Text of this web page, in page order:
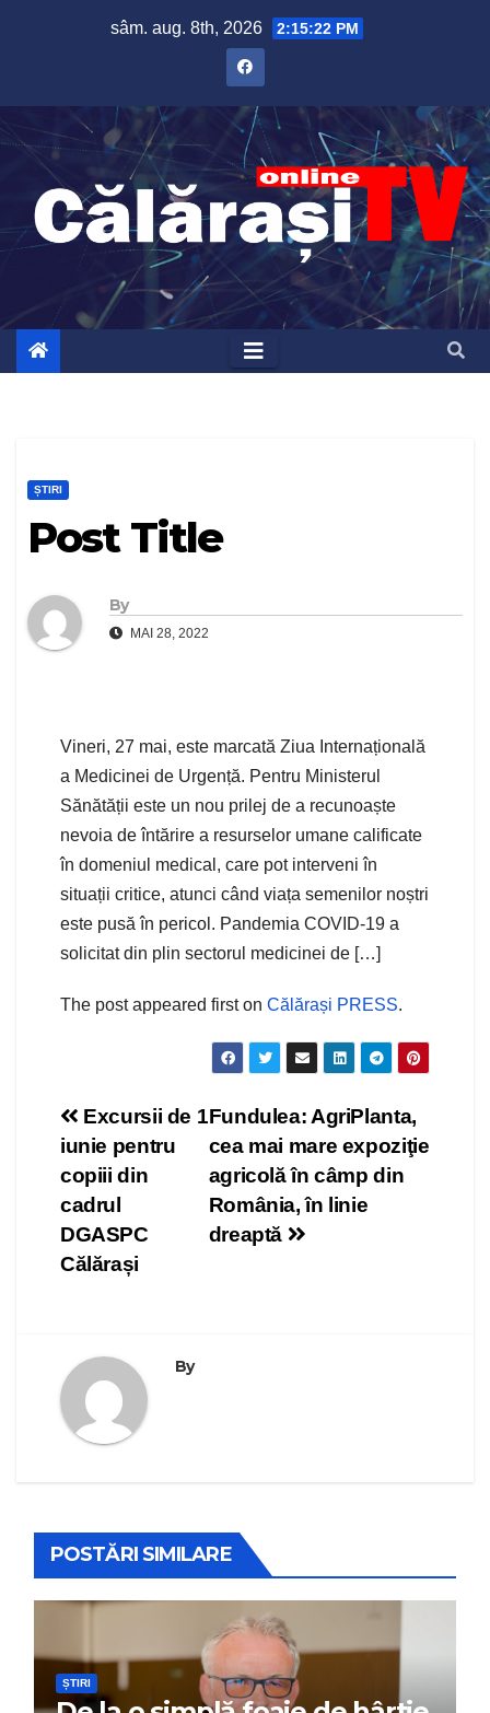
sâm. aug. 8th, 2026 2:15:23 PM
ȘTIRI
Post Title
By
MAI 28, 2022
Vineri, 27 mai, este marcată Ziua Internațională
a Medicinei de Urgență. Pentru Ministerul
Sănătății este un nou prilej de a recunoaște
nevoia de întărire a resurselor umane calificate
în domeniul medical, care pot interveni în
situații critice, atunci când viața semenilor noștri
este pusă în pericol. Pandemia COVID-19 a
solicitat din plin sectorul medicinei de […]
The postappeared first on Călărași PRESS.
Navigare
în
articole
Fundulea: AgriPlanta,
cea mai mare expoziţie
agricolă în câmp din
România, în linie
dreaptă
Excursii de 1
iunie pentru
copiii din
cadrul
DGASPC
Călărași
By
POSTĂRI SIMILARE
ȘTIRI